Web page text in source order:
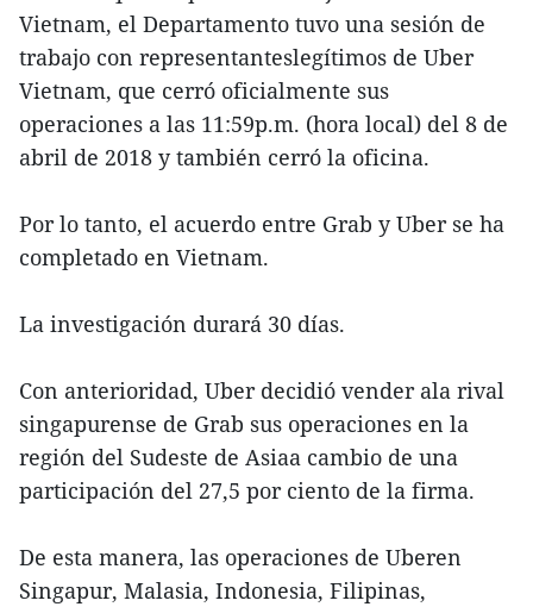
Vietnam, el Departamento tuvo una sesión de
trabajo con representanteslegítimos de Uber
Vietnam, que cerró oficialmente sus
operaciones a las 11:59p.m. (hora local) del 8 de
abril de 2018 y también cerró la oficina.
Por lo tanto, el acuerdo entre Grab y Uber se ha
completado en Vietnam.
La investigación durará 30 días.
Con anterioridad, Uber decidió vender ala rival
singapurense de Grab sus operaciones en la
región del Sudeste de Asiaa cambio de una
participación del 27,5 por ciento de la firma.
De esta manera, las operaciones de Uberen
Singapur, Malasia, Indonesia, Filipinas,